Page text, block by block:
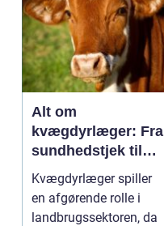
Alt om
kvægdyrlæger: Fra
sundhedstjek til
sygdomsbehandli
Kvægdyrlæger spiller
en afgørende rolle i
landbrugssektoren, da